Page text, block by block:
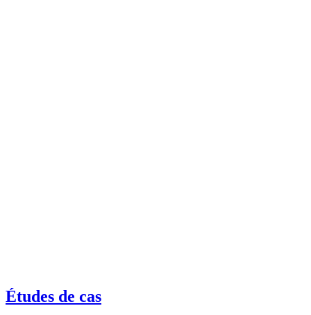
Études de cas